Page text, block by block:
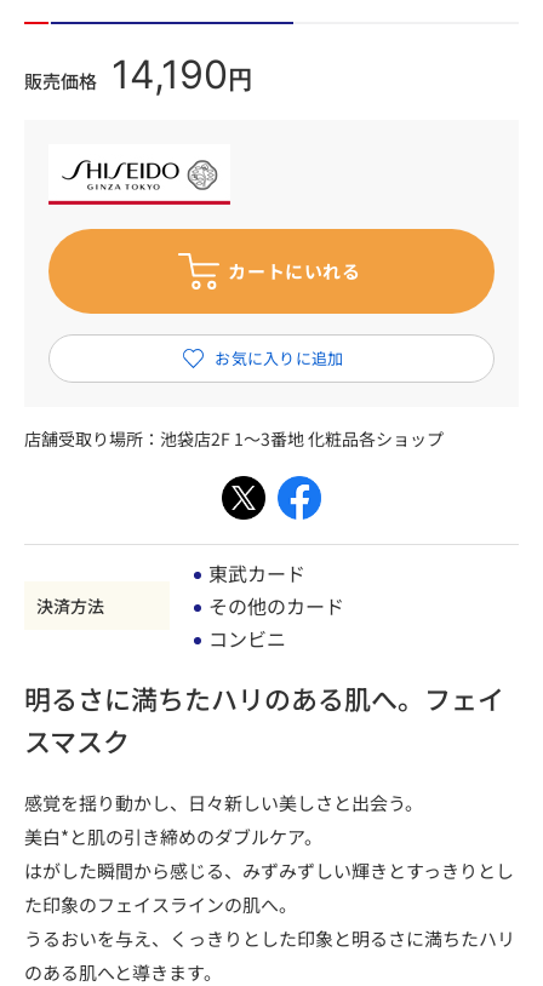
販売価格 14,190 円
店舗受取り場所： 池袋店2F 1～3番地 化粧品各ショップ
決済方法
東武カード
その他のカード
コンビニ
明るさに満ちたハリのある肌へ。フェイ
スマスク
感覚を揺り動かし、日々新しい美しさと出会う。
美白*と肌の引き締めのダブルケア。
はがした瞬間から感じる、みずみずしい輝きとすっきりとし
た印象のフェイスラインの肌へ。
うるおいを与え、くっきりとした印象と明るさに満ちたハリ
のある肌へと導きます。